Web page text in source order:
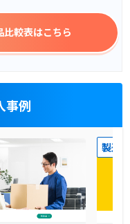
比較表はこちら
事例
製造